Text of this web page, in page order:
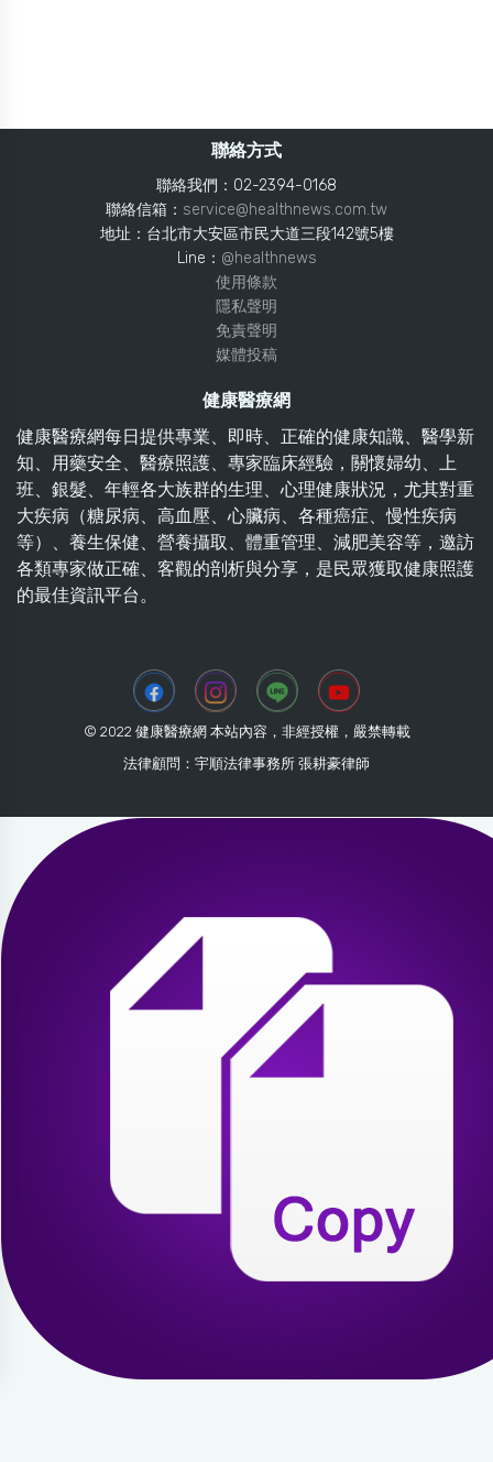
聯絡方式
聯絡我們：02-2394-0168
聯絡信箱： service@healthnews.com.tw
地址：台北市大安區市民大道三段142號5樓
Line： @healthnews
使用條款
隱私聲明
免責聲明
媒體投稿
健康醫療網
健康醫療網每日提供專業、即時、正確的健康知識、醫學新
知、用藥安全、醫療照護、專家臨床經驗，關懷婦幼、上
班、銀髮、年輕各大族群的生理、心理健康狀況，尤其對重
大疾病（糖尿病、高血壓、心臟病、各種癌症、慢性疾病
等）、養生保健、營養攝取、體重管理、減肥美容等，邀訪
各類專家做正確、客觀的剖析與分享，是民眾獲取健康照護
的最佳資訊平台。
© 2022 健康醫療網 本站內容，非經授權，嚴禁轉載
法律顧問：宇順法律事務所 張耕豪律師